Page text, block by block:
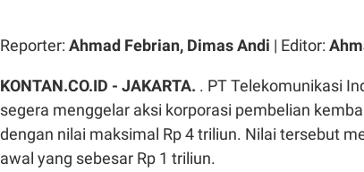
Reporter: Ahmad Febrian, Dimas Andi | Editor:
KONTAN.CO.ID - JAKARTA. . PT Telekomunikasi
segera menggelar aksi korporasi pembelian
dengan nilai maksimal Rp 4 triliun. Nilai tersebut
awal yang sebesar Rp 1 triliun.